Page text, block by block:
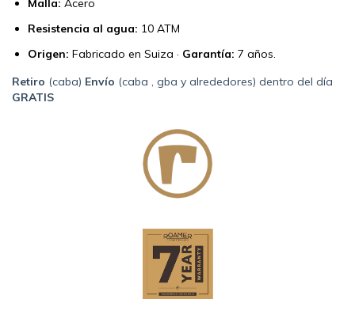
Malla: Acero
Resistencia al agua: 10 ATM
Origen: Fabricado en Suiza · Garantía: 7 años.
Retiro (caba) Envío (caba , gba y alrededores) dentro del día
GRATIS